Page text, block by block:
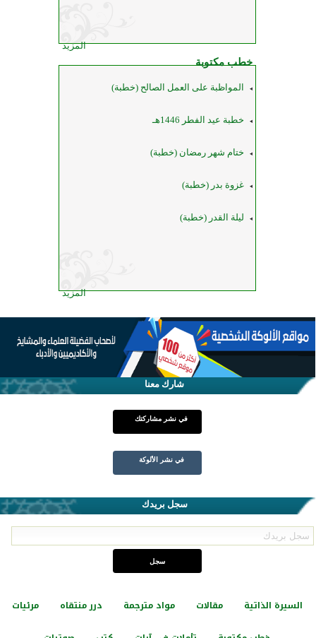
المزيد
خطب مكتوبة
المواظبة على العمل الصالح (خطبة)
خطبة عيد الفطر 1446هـ
ختام شهر رمضان (خطبة)
غزوة بدر (خطبة)
ليلة القدر (خطبة)
المزيد
شارك معنا
في نشر مشاركتك
في نشر الألوكة
سجل بريدك
السيرة الذاتية مقالات مواد مترجمة درر منتقاه مرئيات